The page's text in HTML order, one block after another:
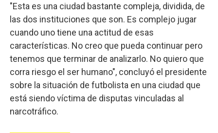
"Esta es una ciudad bastante compleja, dividida, de
las dos instituciones que son. Es complejo jugar
cuando uno tiene una actitud de esas
características. No creo que pueda continuar pero
tenemos que terminar de analizarlo. No quiero que
corra riesgo el ser humano", concluyó el presidente
sobre la situación de futbolista en una ciudad que
está siendo víctima de disputas vinculadas al
narcotráfico.